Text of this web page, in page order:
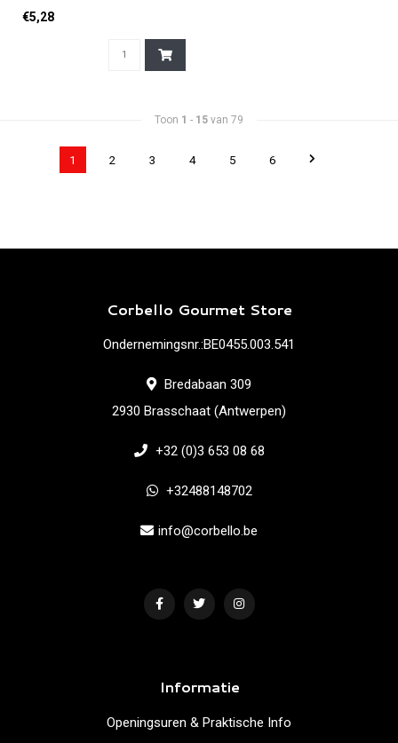
geparfumeerd met olie uit
de bergamotp..
€5,28
Toon 1 - 15 van 79
1 2 3 4 5 6
Corbello Gourmet Store
Ondernemingsnr.:BE0455.003.541
Bredabaan 309
2930 Brasschaat (Antwerpen)
+32 (0)3 653 08 68
+32488148702
info@corbello.be
Informatie
Openingsuren & Praktische Info